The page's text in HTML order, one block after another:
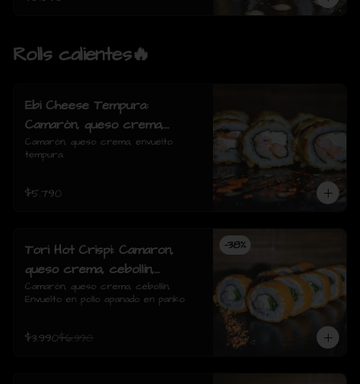
Rolls calientes🔥
Ebi Cheese Tempura:
Camarón, queso crema,
envuelto tempura.
Camarón, queso crema, envuelto
tempura.
$5.790
-38%
Tori Hot Crispi: Camaron,
queso crema, cebollin,
Envuelto en pollo apanado en
panko
Camarón, queso crema, cebollín,
Envuelto en pollo apanado en panko
$3.990$6.390